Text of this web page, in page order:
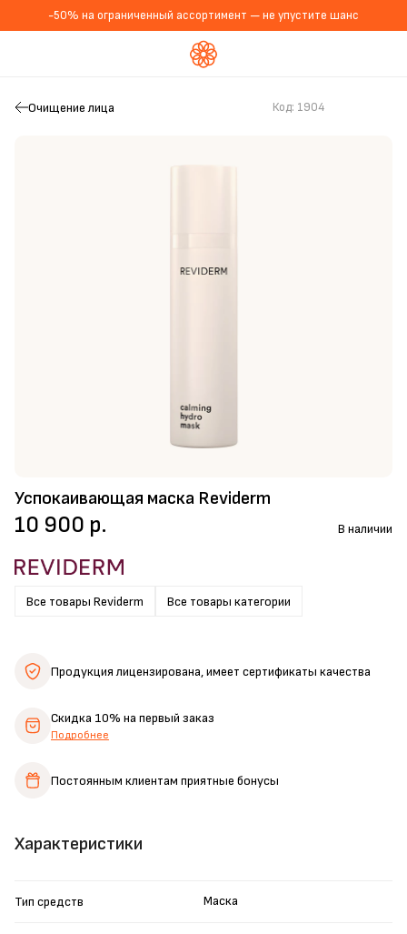
-50% на ограниченный ассортимент — не упустите шанс
Очищение лица
Успокаивающая маска Reviderm
Код: 1904
Все товары Reviderm Все товары категории
10 900 р. В наличии
Характеристики
Тип средств Маска
Продукция лицензирована,имеет сертификаты качества
Скидка 10% на первый заказ
Подробнее
Постоянным клиентам приятные бонусы